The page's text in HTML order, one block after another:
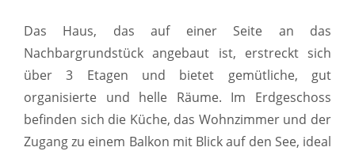
Das Haus, das auf einer Seite an das
Nachbargrundstück angebaut ist, erstreckt sich
über 3 Etagen und bietet gemütliche, gut
organisierte und helle Räume. Im Erdgeschoss
befinden sich die Küche, das Wohnzimmer und der
Zugang zu einem Balkon mit Blick auf den See, ideal